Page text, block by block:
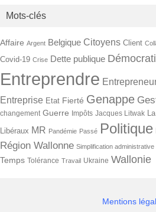
Mots-clés
Affaire Argent Belgique Citoyens Client
Covid-19 Crise Dette publique
Entreprendre
Entreprise Etat Fierté Genappe
changement Guerre Impôts Jacques Litwak
Libéraux MR Pandémie Passé Politique
Région Wallonne Simplification administrative
Temps Tolérance Travail Ukraine Wallonie
Mentions